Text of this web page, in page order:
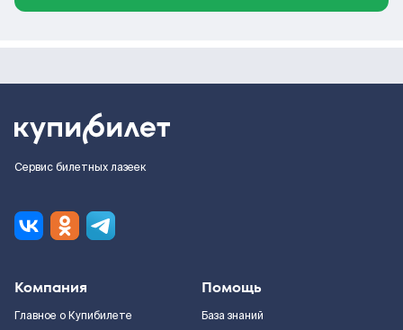
Сервис билетных лазеек
Компания
Главное о Купибилете
Помощь
База знаний